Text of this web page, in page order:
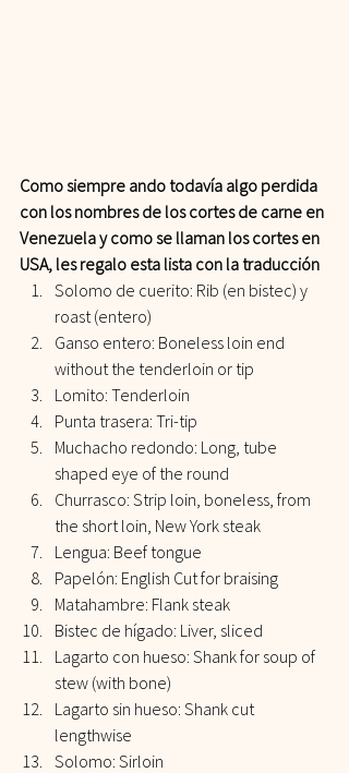
Como siempre ando todavía algo perdida
con los nombres de los cortes de carne en
Venezuela y como se llaman los cortes en
USA, les regalo esta lista con la traducción
Solomo de cuerito: Rib (en bistec) y
roast (entero)
Ganso entero: Boneless loin end
without the tenderloin or tip
Lomito: Tenderloin
Punta trasera: Tri-tip
Muchacho redondo: Long, tube
shaped eye of the round
Churrasco: Strip loin, boneless, from
the short loin, New York steak
Lengua: Beef tongue
Papelón: English Cut for braising
Matahambre: Flank steak
Bistec de hígado: Liver, sliced
Lagarto con hueso: Shank for soup of
stew (with bone)
Lagarto sin hueso: Shank cut
lengthwise
Solomo: Sirloin